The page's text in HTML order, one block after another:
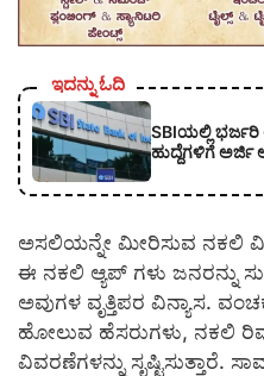
ಇದನ್ನು ಓದಿ
SBIಯಲ್ಲಿ ಭರ್ಜರಿ
ಹುದ್ದೆಗಳಿಗೆ ಅರ್ಜಿ
ಅಸಲಿಯನ್ನೇ ಮೀರಿಸುವ ನಕಲಿ
ಈ ನಕಲಿ ಆ್ಯಪ್ ಗಳು ಜನರನ್ನು
ಅವುಗಳ ವೃತ್ತಿಪರ ವಿನ್ಯಾಸ.
ಹೋಲುವ ಹೆಸರುಗಳು, ನಕಲಿ
ವಿವರಣೆಗಳನ್ನು ಸೃಷ್ಟಿಸುತ್ತಾರೆ.